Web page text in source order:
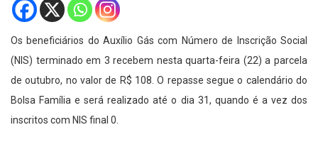
Os beneficiários do Auxílio Gás com Número de Inscrição Social
(NIS) terminado em 3 recebem nesta quarta-feira (22) a parcela
de outubro, no valor de R$ 108. O repasse segue o calendário do
Bolsa Família e será realizado até o dia 31, quando é a vez dos
inscritos com NIS final 0.